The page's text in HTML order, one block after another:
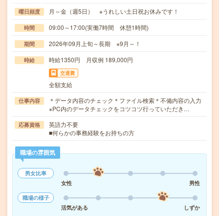
曜日頻度 月～金（週5日） ※うれしい土日祝お休みです！
時間 09:00～17:00(実働7時間 休憩1時間)
期間 2026年09月上旬～長期 ※9月～！
時給 時給1350円 月収例 189,000円
交通費
全額支給
仕事内容
＊データ内容のチェック＊ファイル検索＊不備内容の入力
※PC内のデータチェックをコツコツ行っていただき…
応募資格
英語力不要
■何らかの事務経験をお持ちの方
職場の雰囲気
男女比率
女性
男性
職場の様子
活気がある
しずか